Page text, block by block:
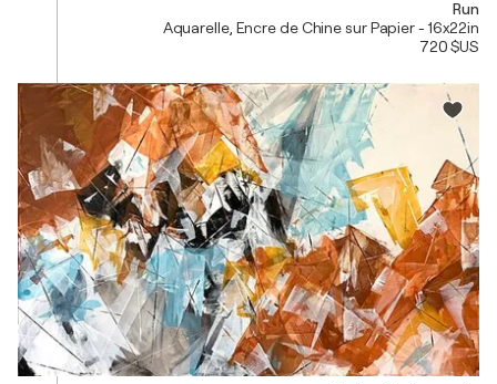
Run
Aquarelle, Encre de Chine sur Papier - 16x22in
720 $US